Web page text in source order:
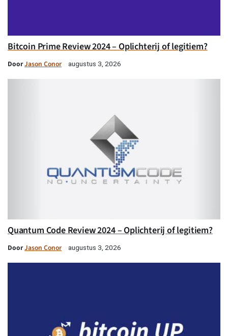
Bitcoin Prime Review 2024 – Oplichterij of legitiem?
DoorJason Conor augustus 3, 2026
Quantum Code Review 2024 – Oplichterij of legitiem?
DoorJason Conor augustus 3, 2026